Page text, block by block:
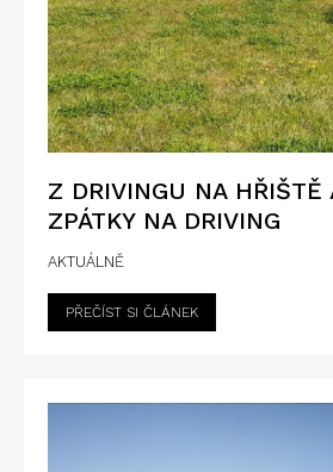
Z DRIVINGU NA HŘIŠTĚ
ZPÁTKY NA DRIVING
AKTUÁLNĚ
PŘEČÍST SI ČLÁNEK